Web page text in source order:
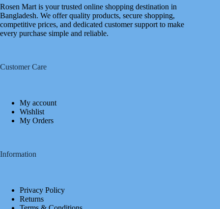
Rosen Mart is your trusted online shopping destination in
Bangladesh. We offer quality products, secure shopping,
competitive prices, and dedicated customer support to make
every purchase simple and reliable.
Customer Care
My account
Wishlist
My Orders
Information
Privacy Policy
Returns